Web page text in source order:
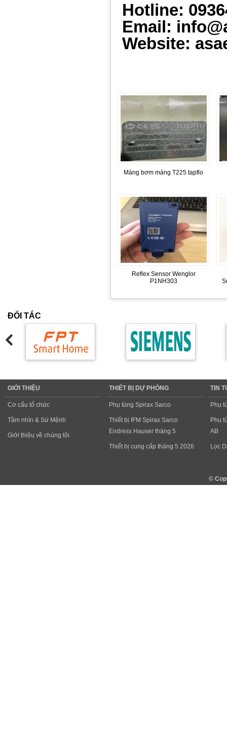
Hotline:
Email:
Website:
Màng bơm màng T225 tapflo
Reflex Sensor Wenglor
P1NH303
ĐỐI TÁC
GIỚI THIỆU
Cơ cấu tổ chức
Tầm nhìn & Sứ Mệnh
Giới thiệu về chúng tôi
THIẾT BỊ DỰ PHÒNG
Phụ tùng Spirax Sarco
Thiết bị IFM Spirax Sarco
Endress Hauser tháng 5
Thiết bị cung cấp tháng 5 2026
TIN
Phụ
Phụ
AB
Lọc
©